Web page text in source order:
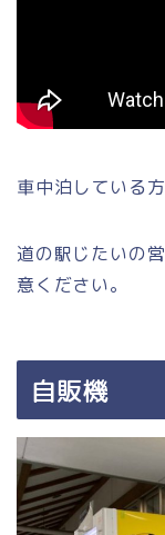
車中泊している
道の駅じたいの
意ください。
自販機